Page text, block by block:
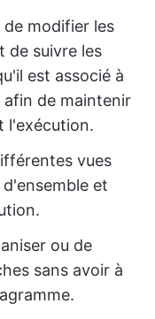
modifier les
de suivre les
est associé à
afin de maintenir
l'exécution.
vues
et
ou de
sans avoir à